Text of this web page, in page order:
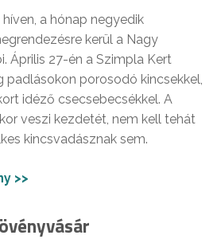
a hónap negyedik
kerül a Nagy
Április 27-én a Szimpla Kert
padlásokon porosodó kincsekkel,
idéző csecsebecsékkel. A
veszi kezdetét, nem kell tehát
kincsvadásznak sem.
>>